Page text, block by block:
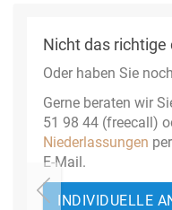
Nicht das richtige
Oder haben Sie
Gerne beraten wir
51 98 44 (freecall)
Niederlassungen
E-Mail.
INDIVIDUELLE